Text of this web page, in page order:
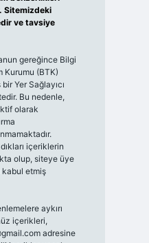
Sitemizdeki
ve tavsiye
gereğince Bilgi
Kurumu (BTK)
Yer Sağlayıcı
Bu nedenle,
olarak
içeriklerin
olup, siteye üye
etmiş
aykırı
içerikleri,
adresine